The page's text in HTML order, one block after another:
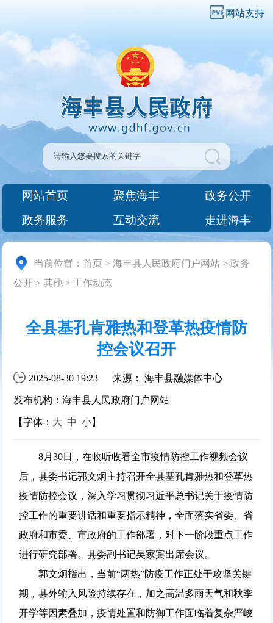
网站支持
网站首页 聚焦海丰
政务公开
政务服务
互动交流 走进海丰
当前位置：首页 >海丰县人民政府门户网站 >政务
公开 >其他 > 工作动态
全县基孔肯雅热和登革热疫情防
控会议召开
2025-08-30 19:23 来源： 海丰县融媒体中心
发布机构：海丰县人民政府门户网站
【字体： 大 中 小】
8月30日，在收听收看全市疫情防控工作视频会议
后，县委书记郭文炯主持召开全县基孔肯雅热和登革热
疫情防控会议， 深入学习贯彻习近平总书记关于疫情防
控工作的重要讲话和重要指示精神 ，全面落实省委、省
政府和市委、市政府的工作部署，对下一阶段重点工作
进行研究部署。县委副书记吴家宾出席会议。
郭文炯指出，当前“两热”防疫工作正处于攻坚关键
期，县外输入风险持续存在，加之高温多雨天气和秋季
开学等因素叠加，疫情处置和防御工作面临着复杂严峻